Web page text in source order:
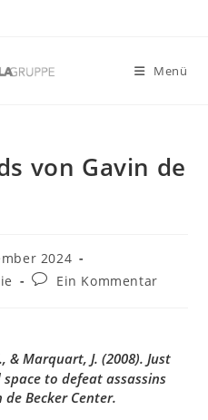
Menü
von Gavin de
2024
Ein Kommentar
& Marquart, J. (2008). Just
to defeat assassins
Becker Center.